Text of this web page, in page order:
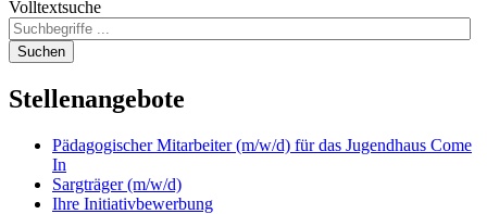
Volltextsuche
Suchen
Stellenangebote
Pädagogischer Mitarbeiter (m/w/d) für das Jugendhaus Come
In
Sargträger (m/w/d)
Ihre Initiativbewerbung